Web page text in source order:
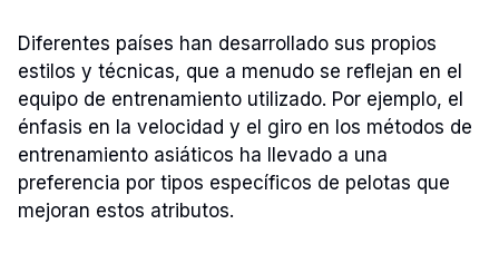
Diferentes países han desarrollado sus propios
estilos y técnicas, que a menudo se reflejan en el
equipo de entrenamiento utilizado. Por ejemplo, el
énfasis en la velocidad y el giro en los métodos de
entrenamiento asiáticos ha llevado a una
preferencia por tipos específicos de pelotas que
mejoran estos atributos.